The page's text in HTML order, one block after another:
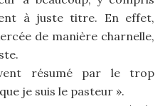
à juste titre. En effet,
de manière charnelle,
résumé par le trop
je suis le pasteur ».